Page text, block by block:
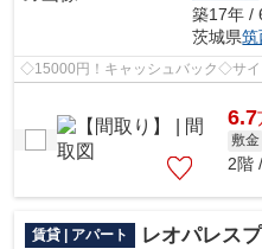
築17年 /
茨城県筑
◇15000円！キャッシュバック◇サイ
6.7
敷金
2階
賃貸 | アパート レオパレス